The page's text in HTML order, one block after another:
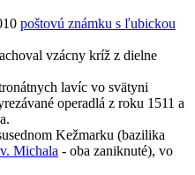
poštovú známku s ľubickou
vzácny kríž z dielne
lavíc vo svätyni
operadlá z roku 1511 a
Kežmarku (bazilika
Michala - oba zaniknuté), vo